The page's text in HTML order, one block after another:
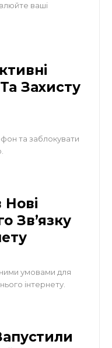
ваші
Захисту
та заблокувати
Нові
Зв’язку
умовами для
інтернету.